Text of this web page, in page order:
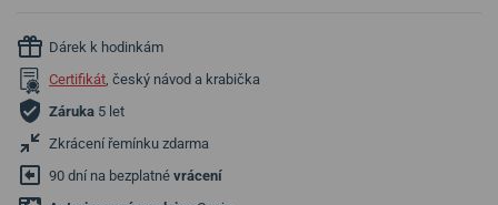
Dárek k hodinkám
Certifikát, český návod a krabička
Záruka 5 let
Zkrácení řemínku zdarma
90 dní na bezplatné vrácení